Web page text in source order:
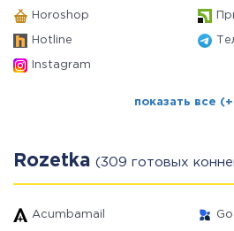
Horoshop
Hotline
Instagram
показать все
Rozetka (309 готовых
Acumbamail